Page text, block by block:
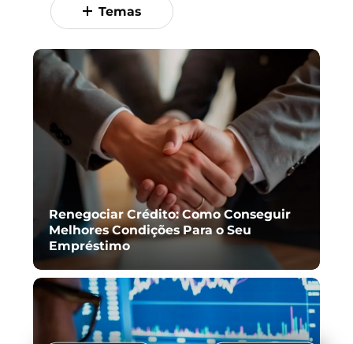
Temas
Renegociar Crédito: Como Conseguir
Melhores Condições Para o Seu
Empréstimo